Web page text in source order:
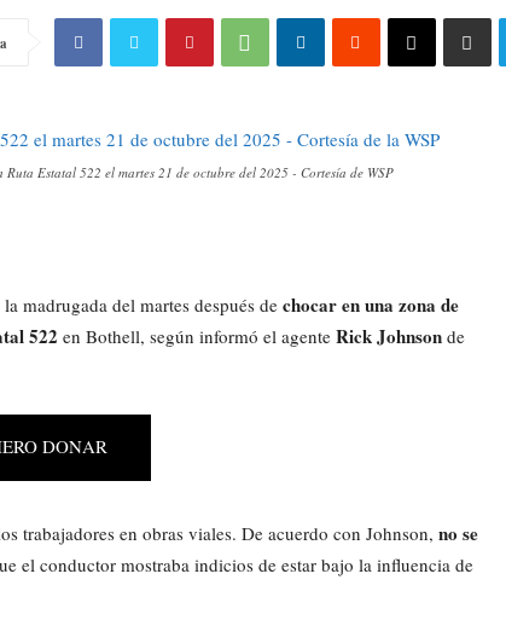
Estatal 522 el martes 21 de octubre del 2025 - Cortesía de WSP
madrugada del martes después de chocar en una zona de
522 en Bothell, según informó el agente Rick Johnson de
DONAR
trabajadores en obras viales. De acuerdo con Johnson, no se
el conductor mostraba indicios de estar bajo la influencia de